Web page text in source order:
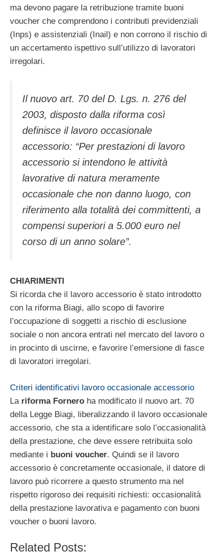
ma devono pagare la retribuzione tramite buoni
voucher che comprendono i contributi previdenziali
(Inps) e assistenziali (Inail) e non corrono il rischio di
un accertamento ispettivo sull’utilizzo di lavoratori
irregolari.
Il nuovo art. 70 del D. Lgs. n. 276 del
2003, disposto dalla riforma così
definisce il lavoro occasionale
accessorio: “Per prestazioni di lavoro
accessorio si intendono le attività
lavorative di natura meramente
occasionale che non danno luogo, con
riferimento alla totalità dei committenti, a
compensi superiori a 5.000 euro nel
corso di un anno solare”.
CHIARIMENTI
Si ricorda che il lavoro accessorio è stato introdotto
con la riforma Biagi, allo scopo di favorire
l’occupazione di soggetti a rischio di esclusione
sociale o non ancora entrati nel mercato del lavoro o
in procinto di uscirne, e favorire l’emersione di fasce
di lavoratori irregolari.
Criteri identificativi lavoro occasionale accessorio
La riforma Fornero ha modificato il nuovo art. 70
della Legge Biagi, liberalizzando il lavoro occasionale
accessorio, che sta a identificare solo l’occasionalità
della prestazione, che deve essere retribuita solo
mediante i buoni voucher. Quindi se il lavoro
accessorio è concretamente occasionale, il datore di
lavoro può ricorrere a questo strumento ma nel
rispetto rigoroso dei requisiti richiesti: occasionalità
della prestazione lavorativa e pagamento con buoni
voucher o buoni lavoro.
Related Posts: